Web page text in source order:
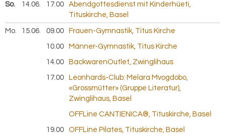
So. 14.06. 2026
17.00
Abendgottesdienst mit Kinderhüeti,
Tituskirche, Basel
Mo. 15.06. 2026
09.00 Frauen-Gymnastik, Titus Kirche
10.00 Männer-Gymnastik, Titus Kirche
14.00 BackwarenOutlet, Zwinglihaus
17.00
Leonhards-Club: Melara Mvogdobo,
«Grossmütter» (Gruppe Literatur),
Zwinglihaus, Basel
OFFLine CANTIENICA®, Tituskirche, Basel
19.00 OFFLine Pilates, Tituskirche, Basel